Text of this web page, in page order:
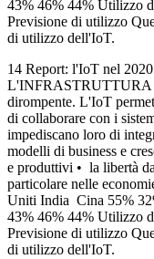
43% 46% 44% Utilizzo
Previsione di utilizzo
di utilizzo dell'IoT.
14 Report: l'IoT nel
L'INFRASTRUTTURA
dirompente. L'IoT
di collaborare con i
impediscano loro di
modelli di business e
e produttivi • la libertà
particolare nelle
Uniti India Cina 55%
43% 46% 44% Utilizzo
Previsione di utilizzo
di utilizzo dell'IoT.